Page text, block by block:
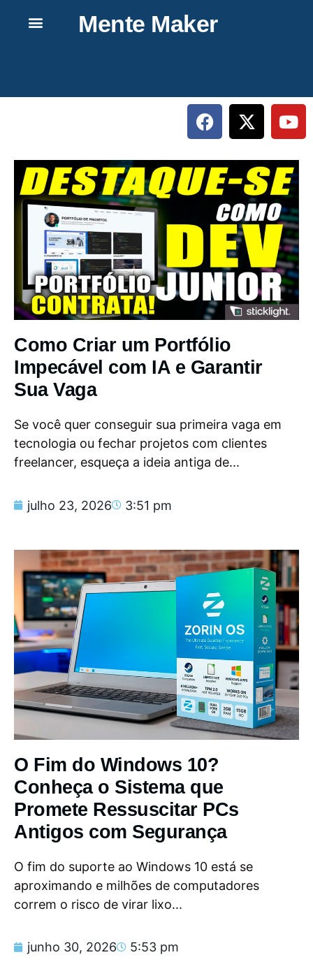
Mente Maker
Como Criar um Portfólio
Impecável com IA e Garantir
Sua Vaga
Se você quer conseguir sua primeira vaga em
tecnologia ou fechar projetos com clientes
freelancer, esqueça a ideia antiga de...
julho 23, 2026 3:51 pm
O Fim do Windows 10?
Conheça o Sistema que
Promete Ressuscitar PCs
Antigos com Segurança
O fim do suporte ao Windows 10 está se
aproximando e milhões de computadores
correm o risco de virar lixo...
junho 30, 2026 5:53 pm